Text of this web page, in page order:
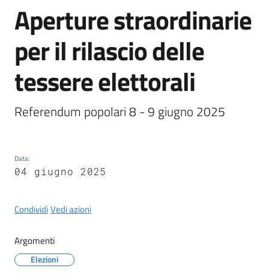
Amministrazione
Menu selezionato
Servizi
Vivere
Rio
Servizi
on-
line
Salta al contenuto
Aperture straordinarie
per il rilascio delle
tessere elettorali
Referendum popolari 8 - 9 giugno 2025
Data:
04 giugno 2025
CondividiVedi azioni
Argomenti
Elezioni